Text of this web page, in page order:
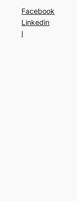
Facebook
Linkedin
l